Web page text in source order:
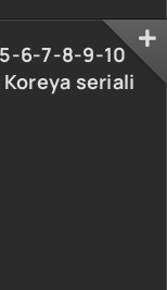
6-7-8-9-10
seriali